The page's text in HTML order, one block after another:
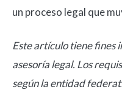
un proceso legal que
Este artículo tiene fines
asesoría legal. Los
según la entidad